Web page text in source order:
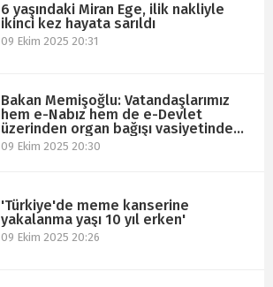
6 yaşındaki Miran Ege, ilik nakliyle
ikinci kez hayata sarıldı
09 Ekim 2025 20:31
Bakan Memişoğlu: Vatandaşlarımız
hem e-Nabız hem de e-Devlet
üzerinden organ bağışı vasiyetinde
bulunabiliyor
09 Ekim 2025 20:30
'Türkiye'de meme kanserine
yakalanma yaşı 10 yıl erken'
09 Ekim 2025 20:26